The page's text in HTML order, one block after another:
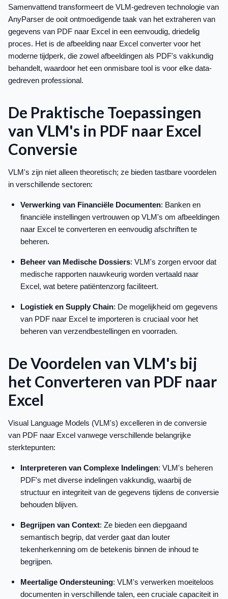
Samenvattend transformeert de VLM-gedreven technologie van
AnyParser de ooit ontmoedigende taak van het extraheren van
gegevens van PDF naar Excel in een eenvoudig, driedelig
proces. Het is de afbeelding naar Excel converter voor het
moderne tijdperk, die zowel afbeeldingen als PDF's vakkundig
behandelt, waardoor het een onmisbare tool is voor elke data-
gedreven professional.
De Praktische Toepassingen
van VLM's in PDF naar Excel
Conversie
VLM's zijn niet alleen theoretisch; ze bieden tastbare voordelen
in verschillende sectoren:
Verwerking van Financiële Documenten: Banken en
financiële instellingen vertrouwen op VLM's om afbeeldingen
naar Excel te converteren en eenvoudig afschriften te
beheren.
Beheer van Medische Dossiers: VLM's zorgen ervoor dat
medische rapporten nauwkeurig worden vertaald naar
Excel, wat betere patiëntenzorg faciliteert.
Logistiek en Supply Chain: De mogelijkheid om gegevens
van PDF naar Excel te importeren is cruciaal voor het
beheren van verzendbestellingen en voorraden.
De Voordelen van VLM's bij
het Converteren van PDF naar
Excel
Visual Language Models (VLM's) excelleren in de conversie
van PDF naar Excel vanwege verschillende belangrijke
sterktepunten:
Interpreteren van Complexe Indelingen: VLM's beheren
PDF's met diverse indelingen vakkundig, waarbij de
structuur en integriteit van de gegevens tijdens de conversie
behouden blijven.
Begrijpen van Context: Ze bieden een diepgaand
semantisch begrip, dat verder gaat dan louter
tekenherkenning om de betekenis binnen de inhoud te
begrijpen.
Meertalige Ondersteuning: VLM's verwerken moeiteloos
documenten in verschillende talen, een cruciale capaciteit in